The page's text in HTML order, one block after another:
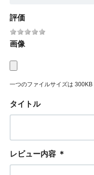
評価
画像
一つのファイルサイズは 300KB
タイトル
レビュー内容 ＊